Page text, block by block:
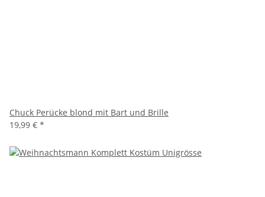
Chuck Perücke blond mit Bart und Brille
19,99 € *